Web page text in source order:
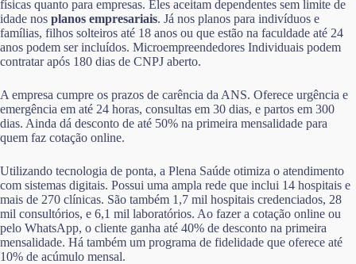
físicas quanto para empresas. Eles aceitam dependentes sem limite de
idade nos planos empresariais. Já nos planos para indivíduos e
famílias, filhos solteiros até 18 anos ou que estão na faculdade até 24
anos podem ser incluídos. Microempreendedores Individuais podem
contratar após 180 dias de CNPJ aberto.
A empresa cumpre os prazos de carência da ANS. Oferece urgência e
emergência em até 24 horas, consultas em 30 dias, e partos em 300
dias. Ainda dá desconto de até 50% na primeira mensalidade para
quem faz cotação online.
Utilizando tecnologia de ponta, a Plena Saúde otimiza o atendimento
com sistemas digitais. Possui uma ampla rede que inclui 14 hospitais e
mais de 270 clínicas. São também 1,7 mil hospitais credenciados, 28
mil consultórios, e 6,1 mil laboratórios. Ao fazer a cotação online ou
pelo WhatsApp, o cliente ganha até 40% de desconto na primeira
mensalidade. Há também um programa de fidelidade que oferece até
10% de acúmulo mensal.